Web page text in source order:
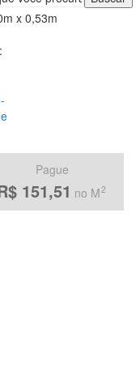
x 0,53m
Pague
151,51 no M2